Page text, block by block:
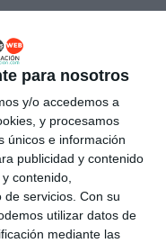
para nosotros
y/o accedemos a
y procesamos
únicos e información
publicidad y contenido
contenido,
servicios. Con su
utilizar datos de
mediante las
llega hasta
mano de la
por las
terremotos de